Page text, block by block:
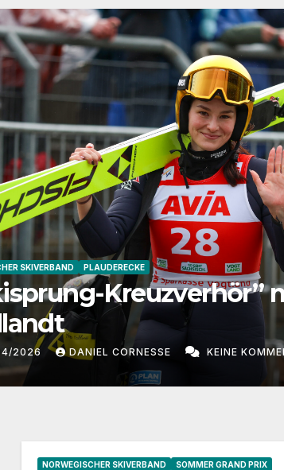
SKIVERBAND WELTCUP WELTCUP DAMEN
Andreas
Schmid wäre eine
Jugendtrainerin“
2026 DANIEL CORNESSE KEINE
NORWEGISCHER SKIVERBAND SOMMER GRAND PRIX